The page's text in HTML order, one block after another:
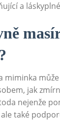
a
miminka
jak
nejenže
také